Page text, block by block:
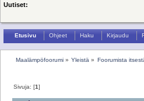
Uutiset:
Etusivu Ohjeet Haku Kirjaudu
Maalämpöfoorumi» Yleistä » Foorumista
Sivuja: [1]